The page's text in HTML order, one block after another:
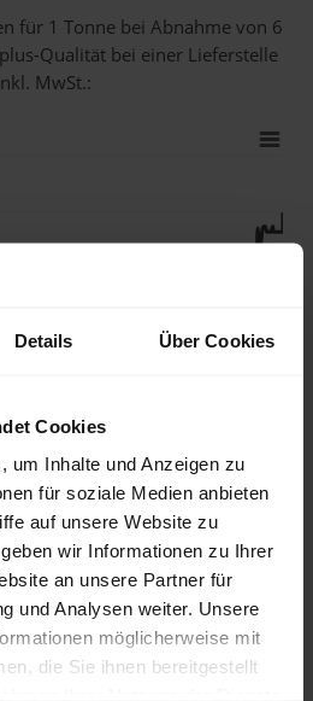
Details Über Cookies
Cookies
um Inhalte und Anzeigen zu
für soziale Medien anbieten
auf unsere Website zu
wir Informationen zu Ihrer
an unsere Partner für
und Analysen weiter. Unsere
möglicherweise mit
die Sie ihnen bereitgestellt
für 1 Tonne bei Abnahmevon 6
Qualität bei einer Lieferstelle
MwSt.:
2026
2026
für Holzpellets in Deutschland
auf unsererPelletspreise-Seite